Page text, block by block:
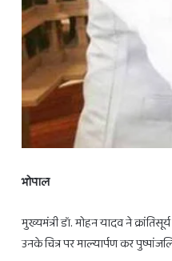
भोपाल
मुख्यमंत्री डॉ. मोहन यादव ने
उनके चित्र पर माल्यार्पण कर
28